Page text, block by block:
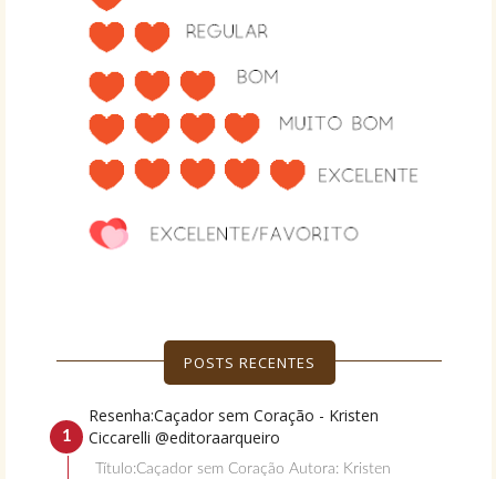
POSTS RECENTES
Resenha:Caçador sem Coração - Kristen
Ciccarelli @editoraarqueiro
Título:Caçador sem Coração Autora: Kristen